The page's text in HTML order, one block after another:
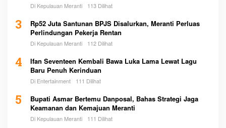
Di Kepulauan Meranti 113 Dilihat
3
Rp52 Juta Santunan BPJS Disalurkan, Meranti Perluas
Perlindungan Pekerja Rentan
Di Kepulauan Meranti 112 Dilihat
4
Ifan Seventeen Kembali Bawa Luka Lama Lewat Lagu
Baru Penuh Kerinduan
Di Entertainment 111 Dilihat
5
Bupati Asmar Bertemu Danposal, Bahas Strategi Jaga
Keamanan dan Kemajuan Meranti
Di Kepulauan Meranti 111 Dilihat